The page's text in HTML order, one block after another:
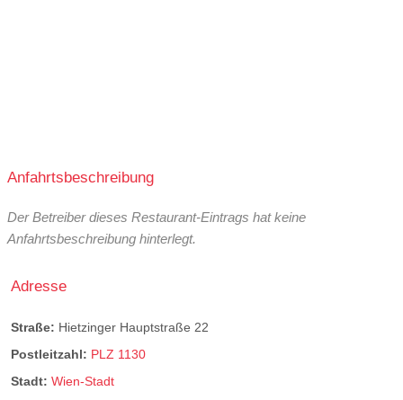
Anfahrtsbeschreibung
Der Betreiber dieses Restaurant-Eintrags hat keine
Anfahrtsbeschreibung hinterlegt.
Adresse
Straße: Hietzinger Hauptstraße 22
Postleitzahl: PLZ 1130
Stadt: Wien-Stadt